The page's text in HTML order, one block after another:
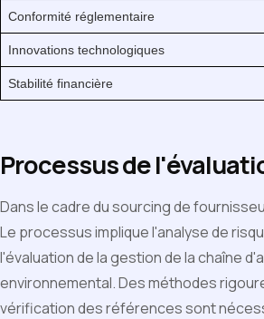
Conformité réglementaire
Innovations technologiques
Stabilité financière
Processus de
Dans le cadre du sourcing de
Le processus implique l'analyse de
l'évaluation de la gestion de la chaîne
environnemental. Des méthodes
vérification des références sont